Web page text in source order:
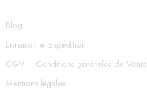
Blog
Livraison et Expédition
CGV – Conditions générales de Vente
Mentions légales